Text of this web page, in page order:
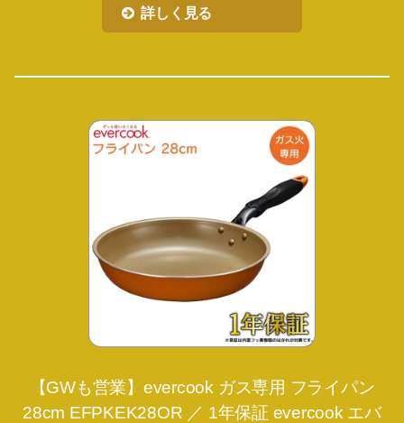
詳しく見る
【GWも営業】evercook ガス専用 フライパン
28cm EFPKEK28OR ／ 1年保証 evercook エバ